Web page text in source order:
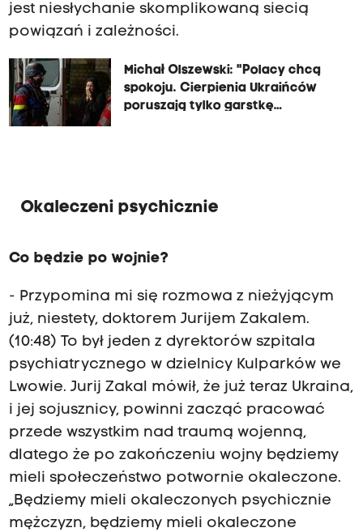
jest niesłychanie skomplikowaną siecią
powiązań i zależności.
Michał Olszewski: "Polacy chcą
spokoju. Cierpienia Ukraińców
poruszają tylko garstkę
Okaleczeni psychicznie
Co będzie po wojnie?
- Przypomina mi się rozmowa z nieżyjącym
już, niestety, doktorem Jurijem Zakalem.
(10:48) To był jeden z dyrektorów szpitala
psychiatrycznego w dzielnicy Kulparków we
Lwowie. Jurij Zakal mówił, że już teraz Ukraina,
i jej sojusznicy, powinni zacząć pracować
przede wszystkim nad traumą wojenną,
dlatego że po zakończeniu wojny będziemy
mieli społeczeństwo potwornie okaleczone.
„Będziemy mieli okaleczonych psychicznie
mężczyzn, będziemy mieli okaleczone